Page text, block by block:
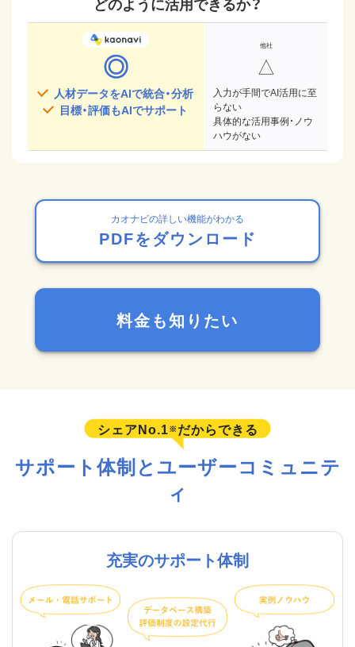
◎
人材データをAIで統合・分析
目標・評価もAIでサポート
△
入力が手間でAI活用に至
らない
具体的な活用事例・ノウ
ハウがない
カオナビの詳しい機能がわかる
PDFをダウンロード
料金も知りたい
シェアNo.1※ だからできる
サポート体制とユーザーコミュニテ
ィ
充実のサポート体制